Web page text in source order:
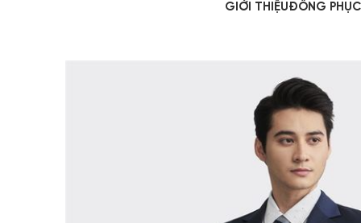
GIỚI THIỆUĐỒNG